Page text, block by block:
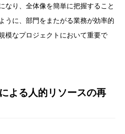
なり、全体像を簡単に把握すること
うに、部門をまたがる業務が効率的
模なプロジェクトにおいて重要で
よる人的リソースの再